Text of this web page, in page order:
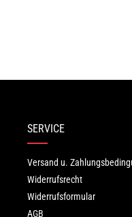
SERVICE
Versand u.
Widerrufsrecht
Widerrufsformular
AGB